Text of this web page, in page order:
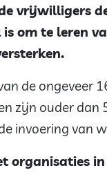
vrijwilligers
is om te leren
de ongeveer
zijn ouder dan
invoering van
organisaties